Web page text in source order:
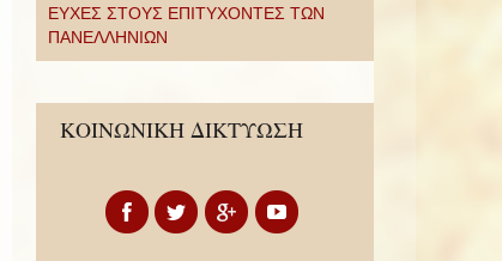
ΕΥΧΕΣ ΣΤΟΥΣ ΕΠΙΤΥΧΟΝΤΕΣ ΤΩΝ
ΠΑΝΕΛΛΗΝΙΩΝ
ΚΟΙΝΩΝΙΚΗ ΔΙΚΤΥΩΣΗ